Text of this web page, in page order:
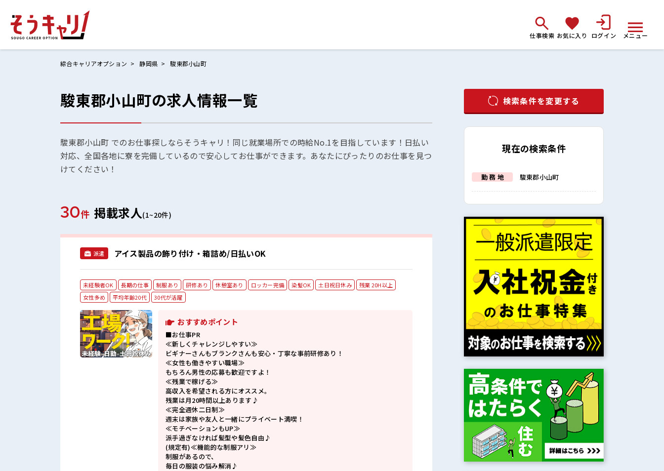
仕事検索 お気に入り ログイン メニュー
ホームにもどる
お気に入りリスト
お問い合わせ
綜合キャリアオプション 静岡県 駿東郡小山町
駿東郡小山町の求人情報一覧
駿東郡小山町 でのお仕事探しならそうキャリ！同じ就業場所での時給No.1を目指しています！日払い
対応、全国各地に寮を完備しているので安心してお仕事ができます。あなたにぴったりのお仕事を見つ
けてください！
30件 掲載求人(1~20件)
派遣 アイス製品の飾り付け・箱詰め/日払いOK
未経験者OK 長期の仕事 制服あり 研修あり 休憩室あり ロッカー完備 染髪OK 土日祝日休み
残業 20H以上
女性多め
平均年齢20代 30代が活躍
おすすめポイント
■お仕事PR
≪新しくチャレンジしやすい≫
ビギナーさんもブランクさんも安心・丁寧な事前研修あり！
≪女性も働きやすい職場≫
もちろん男性の応募も歓迎ですよ！
≪残業で稼げる≫
高収入を希望される方にオススメ。
残業は月20時間以上あります♪
≪完全週休二日制≫
週末は家族や友人と一緒にプライベート満喫！
≪モチベーションもUP≫
派手過ぎなければ髪型や髪色自由♪
(規定有)≪機能的な制服アリ≫
制服があるので、
毎日の服装の悩み解消♪
検索条件を変更する
現在の検索条件
勤 務 地 駿東郡小山町